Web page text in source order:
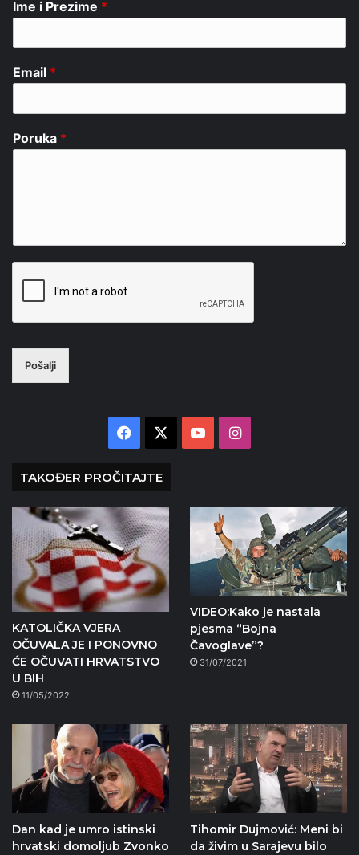
Ime i Prezime *
Email *
Poruka *
Pošalji
Facebook YouTubeInstagram
TAKOĐER PROČITAJTE
KATOLIČKA VJERA
OČUVALA JE I PONOVNO
ĆE OČUVATI HRVATSTVO
U BIH
11/05/2022
VIDEO:Kako je nastala
pjesma “Bojna
Čavoglave”?
31/07/2021
Dan kad je umro istinski
hrvatski domoljub Zvonko
Tihomir Dujmović: Meni bi
da živim u Sarajevu bilo